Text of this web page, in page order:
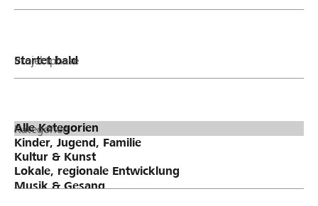
Projektphase
Kategorien